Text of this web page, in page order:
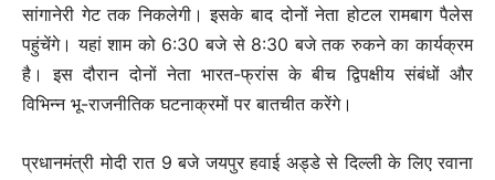
सांगानेरी गेट तक निकलेगी। इसके बाद दोनों नेता होटल रामबाग पैलेस
पहुंचेंगे। यहां शाम को 6:30 बजे से 8:30 बजे तक रुकने का कार्यक्रम
है। इस दौरान दोनों नेता भारत-फ्रांस के बीच द्विपक्षीय संबंधों और
विभिन्न भू-राजनीतिक घटनाक्रमों पर बातचीत करेंगे।
प्रधानमंत्री मोदी रात 9 बजे जयपुर हवाई अड्डे से दिल्ली के लिए रवाना